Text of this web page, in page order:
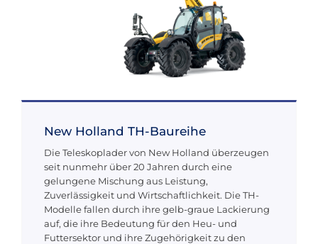
New Holland TH-Baureihe
Die Teleskoplader von New Holland überzeugen
seit nunmehr über 20 Jahren durch eine
gelungene Mischung aus Leistung,
Zuverlässigkeit und Wirtschaftlichkeit. Die TH-
Modelle fallen durch ihre gelb-graue Lackierung
auf, die ihre Bedeutung für den Heu- und
Futtersektor und ihre Zugehörigkeit zu den